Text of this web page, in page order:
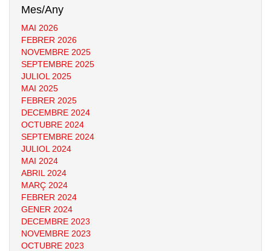
Mes/Any
MAI 2026
FEBRER 2026
NOVEMBRE 2025
SEPTEMBRE 2025
JULIOL 2025
MAI 2025
FEBRER 2025
DECEMBRE 2024
OCTUBRE 2024
SEPTEMBRE 2024
JULIOL 2024
MAI 2024
ABRIL 2024
MARÇ 2024
FEBRER 2024
GENER 2024
DECEMBRE 2023
NOVEMBRE 2023
OCTUBRE 2023